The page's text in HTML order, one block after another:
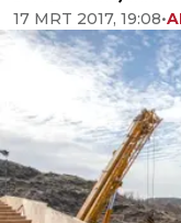
17 MRT 2017, 19:08•